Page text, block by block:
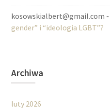
kosowskialbert@gmail.com -
gender” i “ideologia LGBT”?
Archiwa
luty 2026